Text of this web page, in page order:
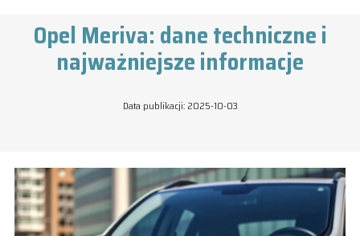
Opel Meriva: dane techniczne i
najważniejsze informacje
Data publikacji: 2025-10-03